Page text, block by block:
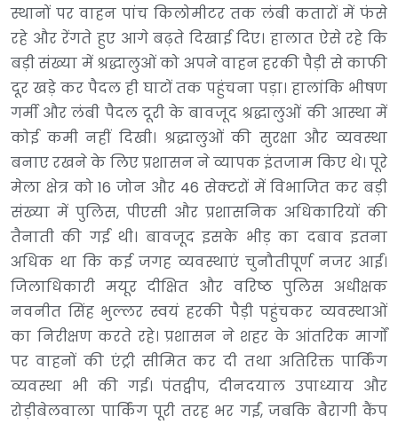
स्थानों पर वाहन पांच किलोमीटर तक लंबी कतारों में फंसे
रहे और रेंगते हुए आगे बढ़ते दिखाई दिए। हालात ऐसे रहे कि
बड़ी संख्या में श्रद्धालुओं को अपने वाहन हरकी पैड़ी से काफी
दूर खड़े कर पैदल ही घाटों तक पहुंचना पड़ा। हालांकि भीषण
गर्मी और लंबी पैदल दूरी के बावजूद श्रद्धालुओं की आस्था में
कोई कमी नहीं दिखी। श्रद्धालुओं की सुरक्षा और व्यवस्था
बनाए रखने के लिए प्रशासन ने व्यापक इंतजाम किए थे। पूरे
मेला क्षेत्र को 16 जोन और 46 सेक्टरों में विभाजित कर बड़ी
संख्या में पुलिस, पीएसी और प्रशासनिक अधिकारियों की
तैनाती की गई थी। बावजूद इसके भीड़ का दबाव इतना
अधिक था कि कई जगह व्यवस्थाएं चुनौतीपूर्ण नजर आईं।
जिलाधिकारी मयूर दीक्षित और वरिष्ठ पुलिस अधीक्षक
नवनीत सिंह भुल्लर स्वयं हरकी पैड़ी पहुंचकर व्यवस्थाओं
का निरीक्षण करते रहे। प्रशासन ने शहर के आंतरिक मार्गों
पर वाहनों की एंट्री सीमित कर दी तथा अतिरिक्त पार्किंग
व्यवस्था भी की गई। पंतद्वीप, दीनदयाल उपाध्याय और
रोड़ीबेलवाला पार्किंग पूरी तरह भर गईं, जबकि बैरागी कैंप